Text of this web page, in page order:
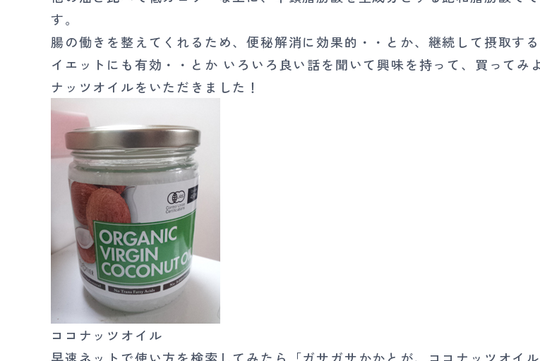
す。
腸の働きを整えてくれるため、便秘解消に効果的・・とか、継続して摂取す
イエットにも有効・・とか いろいろ良い話を聞いて興味を持って、買って
ナッツオイルをいただきました！
ココナッツオイル